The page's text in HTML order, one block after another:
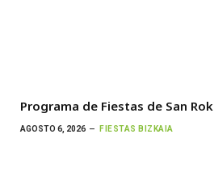
Programa de Fiestas de San
AGOSTO 6, 2026 FIESTAS BIZKAIA